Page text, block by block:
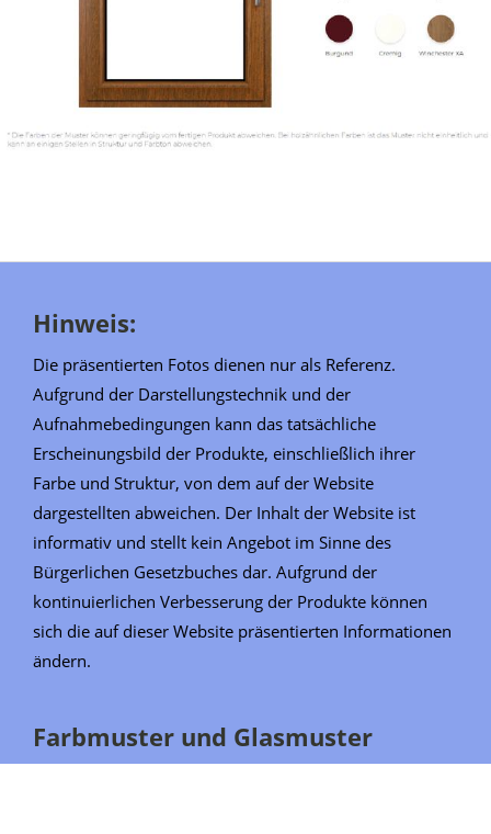
Hinweis:
Die präsentierten Fotos dienen nur als Referenz.
Aufgrund der Darstellungstechnik und der
Aufnahmebedingungen kann das tatsächliche
Erscheinungsbild der Produkte, einschließlich ihrer
Farbe und Struktur, von dem auf der Website
dargestellten abweichen. Der Inhalt der Website ist
informativ und stellt kein Angebot im Sinne des
Bürgerlichen Gesetzbuches dar. Aufgrund der
kontinuierlichen Verbesserung der Produkte können
sich die auf dieser Website präsentierten Informationen
ändern.
Farbmuster und Glasmuster